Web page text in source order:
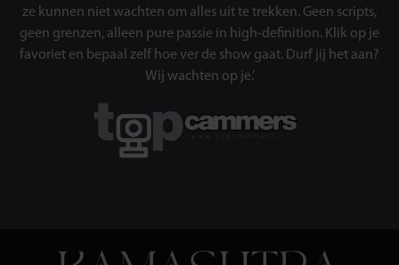
ze kunnen niet wachten om alles uit te trekken. Geen scripts,
geen grenzen, alleen pure passie in high-definition. Klik op je
favoriet en bepaal zelf hoe ver de show gaat. Durf jij het aan?
Wij wachten op je.’